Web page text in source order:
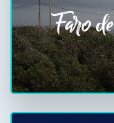
Faro